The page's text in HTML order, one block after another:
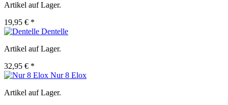
Artikel auf Lager.
19,95 € *
Dentelle
Artikel auf Lager.
32,95 € *
Nur 8 Elox
Artikel auf Lager.